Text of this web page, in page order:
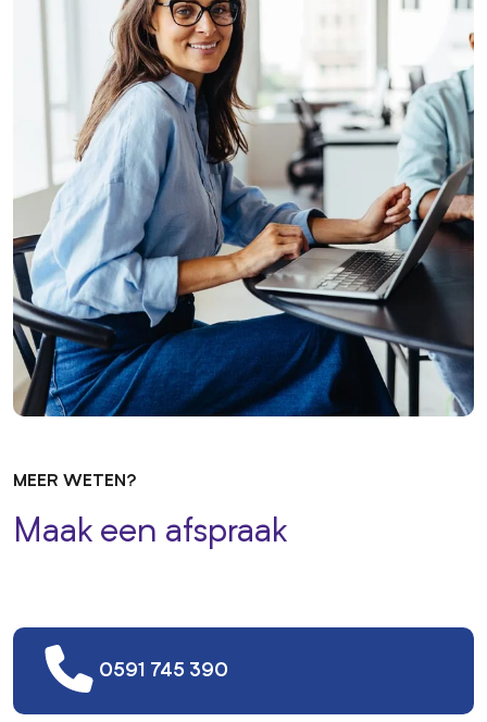
MEER WETEN?
Maak een afspraak
0591 745 390